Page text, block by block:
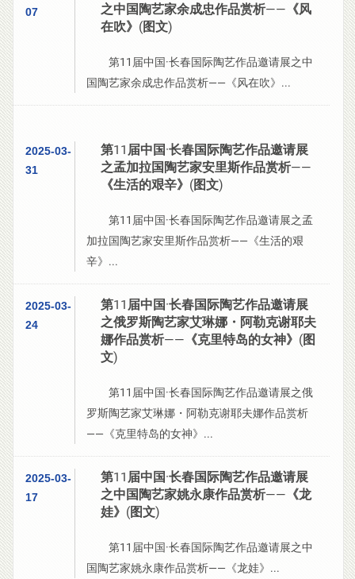
07
之中国陶艺家余成忠作品赏析——《风
在吹》(图文)
第11届中国·长春国际陶艺作品邀请展之中
国陶艺家余成忠作品赏析——《风在吹》...
2025-03-
31
第11届中国·长春国际陶艺作品邀请展
之孟加拉国陶艺家安里斯作品赏析——
《生活的艰辛》(图文)
第11届中国·长春国际陶艺作品邀请展之孟
加拉国陶艺家安里斯作品赏析——《生活的艰
辛》...
2025-03-
24
第11届中国·长春国际陶艺作品邀请展
之俄罗斯陶艺家艾琳娜・阿勒克谢耶夫
娜作品赏析——《克里特岛的女神》(图
文)
第11届中国·长春国际陶艺作品邀请展之俄
罗斯陶艺家艾琳娜・阿勒克谢耶夫娜作品赏析
——《克里特岛的女神》...
2025-03-
17
第11届中国·长春国际陶艺作品邀请展
之中国陶艺家姚永康作品赏析——《龙
娃》(图文)
第11届中国·长春国际陶艺作品邀请展之中
国陶艺家姚永康作品赏析——《龙娃》...